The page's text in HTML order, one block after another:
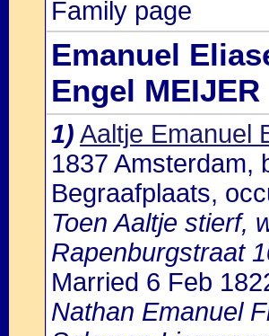
Family page
Emanuel
Engel MEIJER
1) Aaltje Emanuel
1837 Amsterdam,
Begraafplaats,
Toen Aaltje stierf,
Rapenburgstraat
Married 6 Feb
Nathan Emanuel